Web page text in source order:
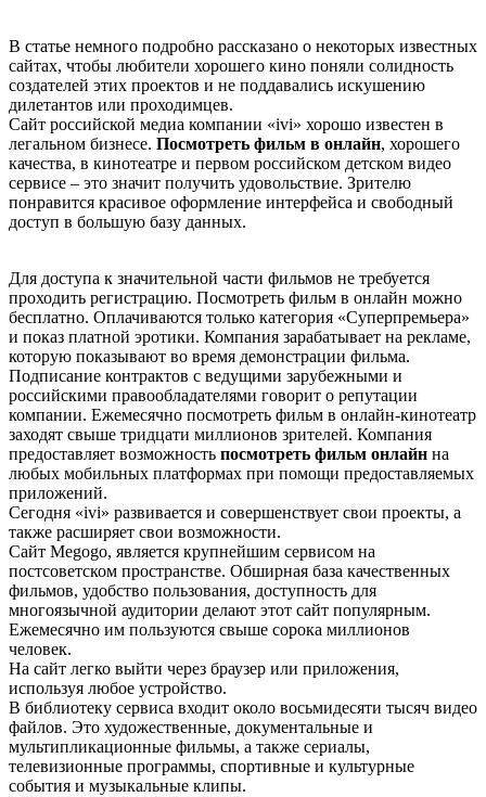
В статье немного подробно рассказано о некоторых известных
сайтах, чтобы любители хорошего кино поняли солидность
создателей этих проектов и не поддавались искушению
дилетантов или проходимцев.
Сайт российской медиа компании «ivi» хорошо известен в
легальном бизнесе. Посмотреть фильм в онлайн, хорошего
качества, в кинотеатре и первом российском детском видео
сервисе – это значит получить удовольствие. Зрителю
понравится красивое оформление интерфейса и свободный
доступ в большую базу данных.
Для доступа к значительной части фильмов не требуется
проходить регистрацию. Посмотреть фильм в онлайн можно
бесплатно. Оплачиваются только категория «Суперпремьера»
и показ платной эротики. Компания зарабатывает на рекламе,
которую показывают во время демонстрации фильма.
Подписание контрактов с ведущими зарубежными и
российскими правообладателями говорит о репутации
компании. Ежемесячно посмотреть фильм в онлайн-кинотеатр
заходят свыше тридцати миллионов зрителей. Компания
предоставляет возможность посмотреть фильм онлайн на
любых мобильных платформах при помощи предоставляемых
приложений.
Сегодня «ivi» развивается и совершенствует свои проекты, а
также расширяет свои возможности.
Сайт Меgоgо, является крупнейшим сервисом на
постсоветском пространстве. Обширная база качественных
фильмов, удобство пользования, доступность для
многоязычной аудитории делают этот сайт популярным.
Ежемесячно им пользуются свыше сорока миллионов
человек.
На сайт легко выйти через браузер или приложения,
используя любое устройство.
В библиотеку сервиса входит около восьмидесяти тысяч видео
файлов. Это художественные, документальные и
мультипликационные фильмы, а также сериалы,
телевизионные программы, спортивные и культурные
события и музыкальные клипы.